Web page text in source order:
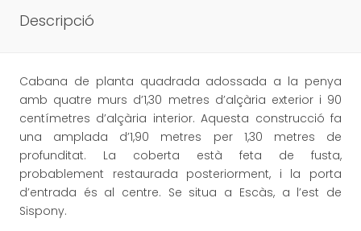
Descripció
Cabana de planta quadrada adossada a la penya
amb quatre murs d’1,30 metres d’alçària exterior i 90
centímetres d’alçària interior. Aquesta construcció fa
una amplada d’1,90 metres per 1,30 metres de
profunditat. La coberta està feta de fusta,
probablement restaurada posteriorment, i la porta
d’entrada és al centre. Se situa a Escàs, a l’est de
Sispony.